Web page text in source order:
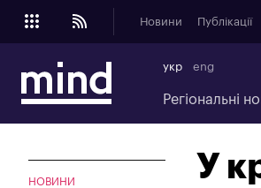
Новини Публікації
укр eng
Регіональні
НОВИНИ
У